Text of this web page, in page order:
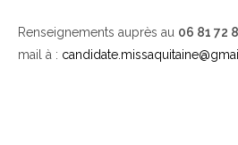
Renseignements auprès au 06 81 72
mail à :